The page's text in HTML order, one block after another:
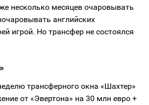
несколько месяцев очаровывать
английских
игрой. Но трансфер не состоялся
трансферного окна «Шахтер»
от «Эвертона» на 30 млн евро +